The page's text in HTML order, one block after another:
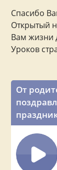
От
Спасибо
Открытый
Вам жизни
Уроков